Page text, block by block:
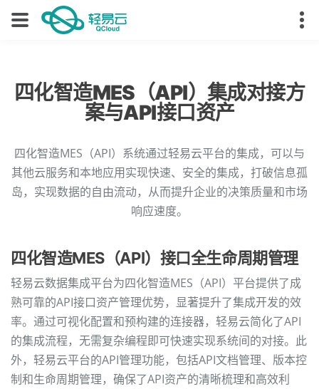
四化智造MES（API）集成对接方
案与API接口资产
四化智造MES（API）系统通过轻易云平台的集成，可以与
其他云服务和本地应用实现快速、安全的集成，打破信息孤
岛，实现数据的自由流动，从而提升企业的决策质量和市场
响应速度。
四化智造MES（API）接口全生命周期管理
轻易云数据集成平台为四化智造MES（API）平台提供了成
熟可靠的API接口资产管理优势，显著提升了集成开发的效
率。通过可视化配置和预构建的连接器，轻易云简化了API
的集成流程，无需复杂编程即可快速实现系统间的对接。此
外，轻易云平台的API管理功能，包括API文档管理、版本控
制和生命周期管理，确保了API资产的清晰梳理和高效利